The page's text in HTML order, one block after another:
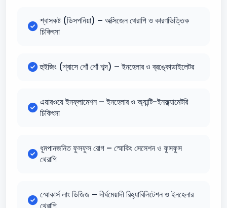
শ্বাসকষ্ট (ডিসপনিয়া) – অক্সিজেন থেরাপি ও কারণভিত্তিক
চিকিৎসা
হুইজিং (শ্বাসে শোঁ শোঁ শব্দ) – ইনহেলার ও ব্রঙ্কোডাইলেটর
এয়ারওয়ে ইনফ্লামেশন – ইনহেলার ও অ্যান্টি-ইনফ্ল্যামেটরি
চিকিৎসা
ধূমপানজনিত ফুসফুস রোগ – স্মোকিং সেসেশন ও ফুসফুস
থেরাপি
স্মোকার্স লাং ডিজিজ – দীর্ঘমেয়াদী রিহ্যাবিলিটেশন ও ইনহেলার